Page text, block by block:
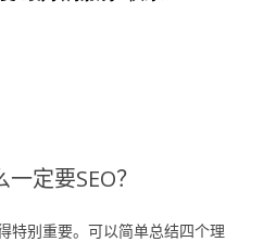
定要SEO？
特别重要。可以简单总结四个理